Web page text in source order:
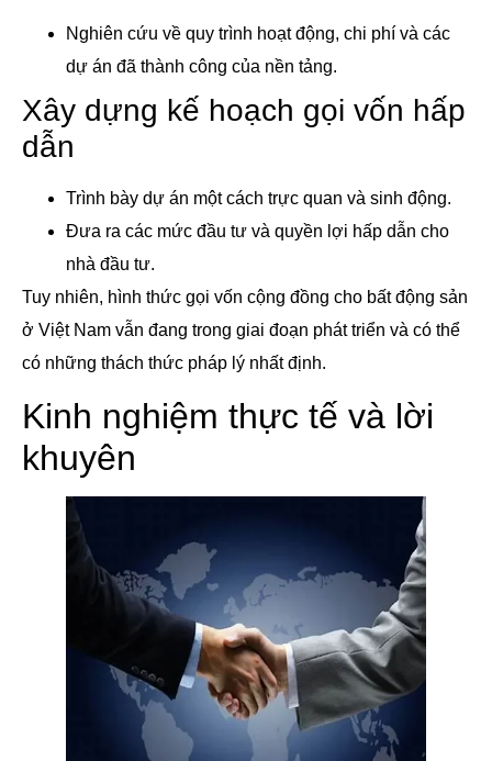
Nghiên cứu về quy trình hoạt động, chi phí và các
dự án đã thành công của nền tảng.
Xây dựng kế hoạch gọi vốn hấp
dẫn
Trình bày dự án một cách trực quan và sinh động.
Đưa ra các mức đầu tư và quyền lợi hấp dẫn cho
nhà đầu tư.
Tuy nhiên, hình thức gọi vốn cộng đồng cho bất động sản
ở Việt Nam vẫn đang trong giai đoạn phát triển và có thể
có những thách thức pháp lý nhất định.
Kinh nghiệm thực tế và lời
khuyên